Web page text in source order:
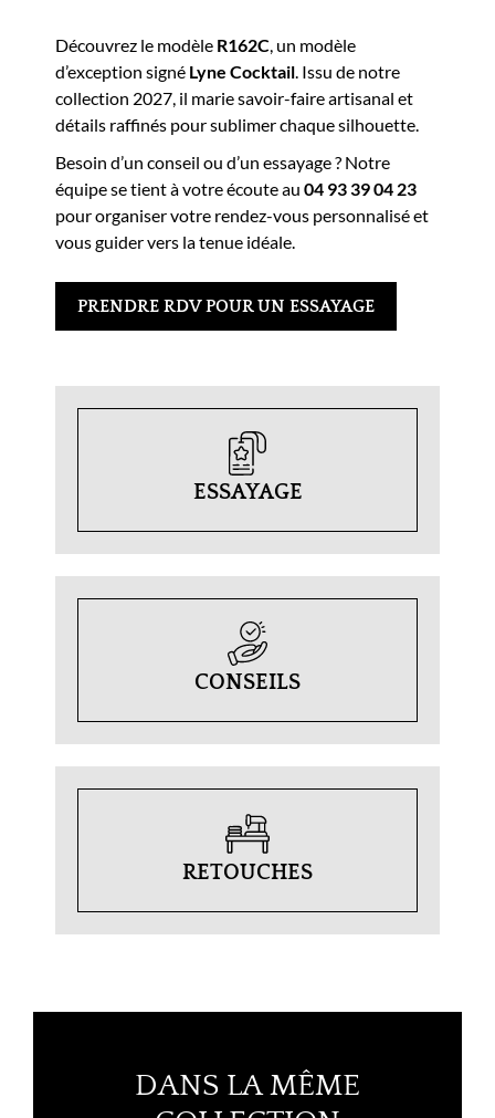
Découvrez le modèle R162C, un modèle
d’exception signé Lyne Cocktail. Issu de notre
collection 2027, il marie savoir-faire artisanal et
détails raffinés pour sublimer chaque silhouette.
Besoin d’un conseil ou d’un essayage ? Notre
équipe se tient à votre écoute au 04 93 39 04 23
pour organiser votre rendez-vous personnalisé et
vous guider vers la tenue idéale.
PRENDRE RDV POUR UN ESSAYAGE
ESSAYAGE
CONSEILS
RETOUCHES
DANS LA MÊME